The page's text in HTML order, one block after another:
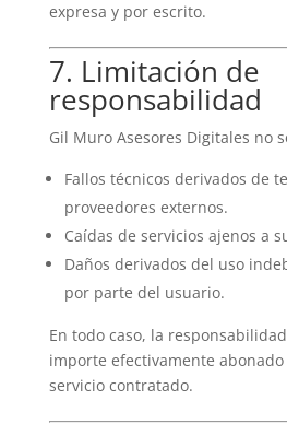
expresa y por escrito.
7. Limitación de
responsabilidad
Gil Muro Asesores Digitales no
Fallos técnicos derivados de
proveedores externos.
Caídas de servicios ajenos a
Daños derivados del uso
por parte del usuario.
En todo caso, la
importe efectivamente
servicio contratado.